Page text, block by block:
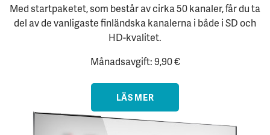
Med startpaketet, som består av cirka 50 kanaler, får du ta
del av de vanligaste finländska kanalerna i både i SD och
HD-kvalitet.
Månadsavgift: 9,90 €
LÄS MER